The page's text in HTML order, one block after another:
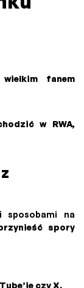
wielkim fanem
w RWA,
sposobami na
spory
czy X.